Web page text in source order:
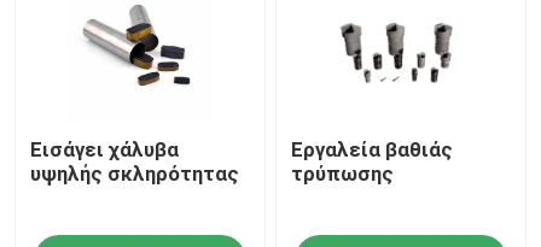
Εισάγει χάλυβα
υψηλής σκληρότητας
Εργαλεία βαθιάς
τρύπωσης